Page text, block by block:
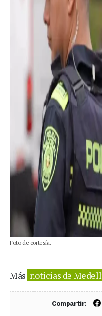
Foto de cortesía.
Más noticias de
Compartir: